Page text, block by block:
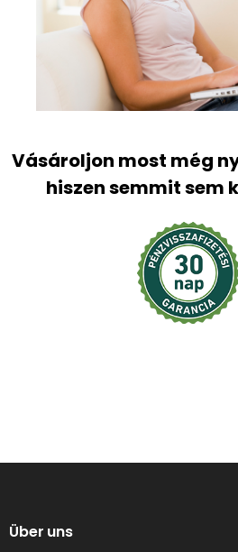
Vásároljon most még
hiszen semmit sem
Über uns